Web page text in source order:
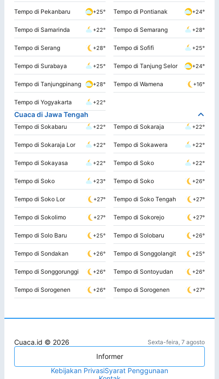
Tempo di Pekanbaru +25° Tempo di Pontianak +24°
Tempo di Samarinda +22° Tempo di Semarang +28°
Tempo di Serang +28° Tempo di Sofifi +25°
Tempo di Surabaya +25° Tempo di Tanjung Selor +24°
Tempo di Tanjungpinang +28° Tempo di Wamena +16°
Tempo di Yogyakarta +22°
Cuaca di Jawa Tengah
Tempo di Sokabaru +22° Tempo di Sokaraja +22°
Tempo di Sokaraja Lor +22° Tempo di Sokawera +22°
Tempo di Sokayasa +22° Tempo di Soko +22°
Tempo di Soko +23° Tempo di Soko +26°
Tempo di Soko Lor +27° Tempo di Soko Tengah +27°
Tempo di Sokolimo +27° Tempo di Sokorejo +27°
Tempo di Solo Baru +25° Tempo di Solobaru +26°
Tempo di Sondakan +26° Tempo di Songgolangit +25°
Tempo di Songgorunggi +26° Tempo di Sontoyudan +26°
Tempo di Sorogenen +26° Tempo di Sorogenen +27°
Cuaca.id © 2026 Sexta-feira, 7 agosto
Informer
Kebijakan PrivasiSyarat Penggunaan